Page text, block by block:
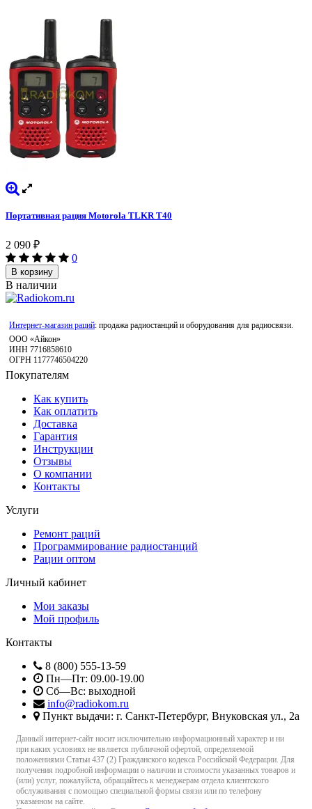
Портативная рация Motorola TLKR T40
2 090 ₽
0
В корзину
В наличии
Интернет-магазин раций: продажа радиостанций и оборудования для радиосвязи.
ООО «Айкон»
ИНН 7716858610
ОГРН 1177746504220
Покупателям
Как купить
Как оплатить
Доставка
Гарантия
Инструкции
Отзывы
О компании
Контакты
Услуги
Ремонт раций
Программирование радиостанций
Рации оптом
Личный кабинет
Мои заказы
Мой профиль
Контакты
8 (800) 555-13-59
Пн—Пт: 09.00-19.00
Сб—Вс: выходной
info@radiokom.ru
Пункт выдачи: г. Санкт-Петербург, Внуковская ул., 2а
Данный интернет-сайт носит исключительно информационный характер и ни
при каких условиях не является публичной офертой, определяемой
положениями Статьи 437 (2) Гражданского кодекса Российской Федерации. Для
получения подробной информации о наличии и стоимости указанных товаров и
(или) услуг, пожалуйста, обращайтесь к менеджерам отдела клиентского
обслуживания с помощью специальной формы связи или по телефону
указанном на сайте.